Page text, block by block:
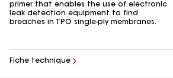
primer that enables the use of electronic
leak detection equipment to find
breaches in TPO single-ply membranes.
Fiche technique